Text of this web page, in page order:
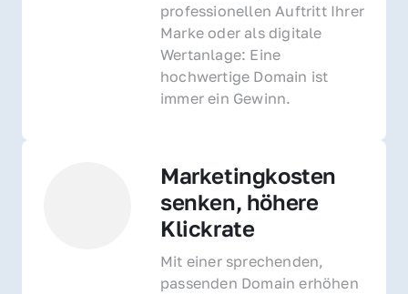
professionellen Auftritt Ihrer
Marke oder als digitale
Wertanlage: Eine
hochwertige Domain ist
immer ein Gewinn.
Marketingkosten
senken, höhere
Klickrate
Mit einer sprechenden,
passenden Domain erhöhen